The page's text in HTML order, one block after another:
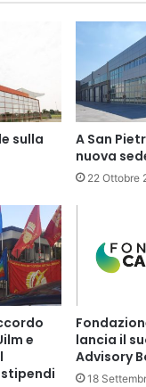
sulla
A San
nuova
22 Ottobre
e
lancia il
Advisory
18